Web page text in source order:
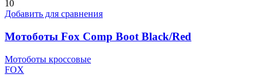
Опции
выбрать
на
товара.
10
Добавить для сравнения
Мотоботы Fox Comp Boot Black/Red
Мотоботы кроссовые
FOX